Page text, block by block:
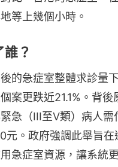
等上幾個小時。
？
的急症室整體求診量
案更跌近21.1%。背後
急（III至V類）病人需
元。政府強調此舉旨在
急症室資源，讓系統